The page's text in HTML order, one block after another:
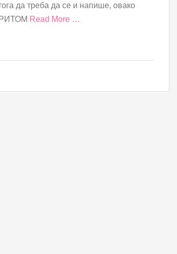
да треба да се и напише, овако
Read More …